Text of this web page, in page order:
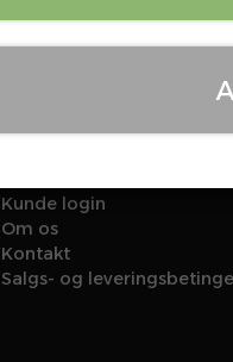
Kunde login
Om os
Kontakt
Salgs- og